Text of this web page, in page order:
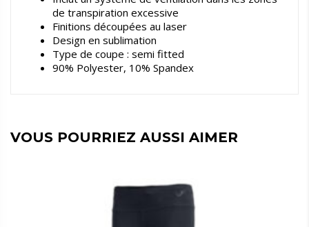
de transpiration excessive
Finitions découpées au laser
Design en sublimation
Type de coupe : semi fitted
90% Polyester, 10% Spandex